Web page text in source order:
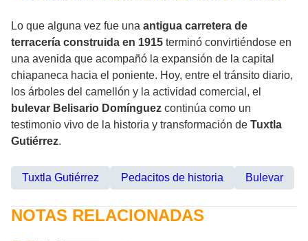
Lo que alguna vez fue una antigua carretera de
terracería construida en 1915 terminó convirtiéndose en
una avenida que acompañó la expansión de la capital
chiapaneca hacia el poniente. Hoy, entre el tránsito diario,
los árboles del camellón y la actividad comercial, el
bulevar Belisario Domínguez continúa como un
testimonio vivo de la historia y transformación de Tuxtla
Gutiérrez.
Tuxtla Gutiérrez Pedacitos de historia Bulevar
NOTAS RELACIONADAS